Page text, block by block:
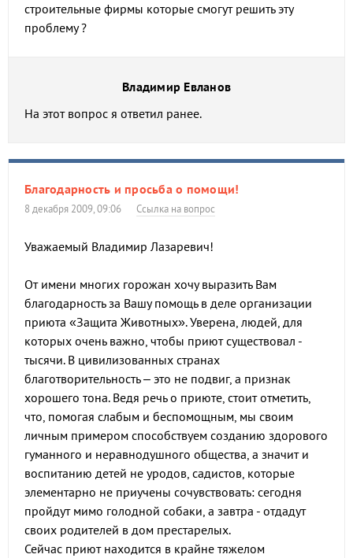
строительные фирмы которые смогут решить эту
проблему ?
Владимир Евланов
На этот вопрос я ответил ранее.
Благодарность и просьба о помощи!
8 декабря 2009, 09:06 Ссылка на вопрос
Уважаемый Владимир Лазаревич!
От имени многих горожан хочу выразить Вам
благодарность за Вашу помощь в деле организации
приюта «Защита Животных». Уверена, людей, для
которых очень важно, чтобы приют существовал -
тысячи. В цивилизованных странах
благотворительность – это не подвиг, а признак
хорошего тона. Ведя речь о приюте, стоит отметить,
что, помогая слабым и беспомощным, мы своим
личным примером способствуем созданию здорового
гуманного и неравнодушного общества, а значит и
воспитанию детей не уродов, садистов, которые
элементарно не приучены сочувствовать: сегодня
пройдут мимо голодной собаки, а завтра - отдадут
своих родителей в дом престарелых.
Сейчас приют находится в крайне тяжелом